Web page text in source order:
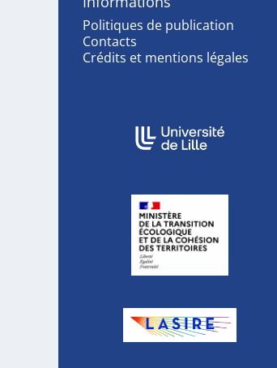
Politiques de publication
Contacts
Crédits et mentions légales
Affiliations/partenaires